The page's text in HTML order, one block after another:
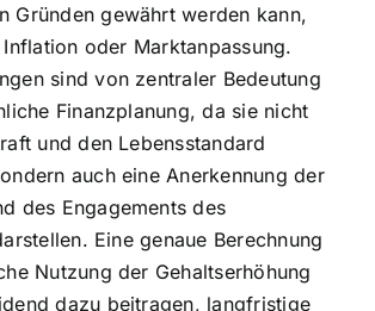
Gründen gewährt werden kann,
oder Marktanpassung.
sind von zentraler Bedeutung
Finanzplanung, da sie nicht
und den Lebensstandard
auch eine Anerkennung der
des Engagements des
Eine genaue Berechnung
Nutzung der Gehaltserhöhung
dazu beitragen, langfristige